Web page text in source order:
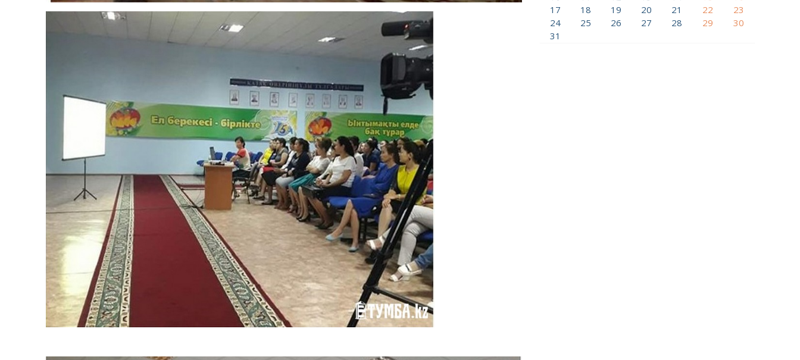
17
18 19 20 21 22
23
24
25 26 27 28 29
30
31